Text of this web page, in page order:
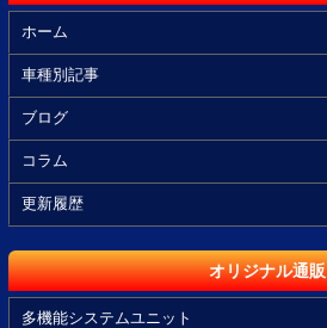
ホーム
車種別記事
ブログ
コラム
更新履歴
オリジナル通販
多機能システムユニット